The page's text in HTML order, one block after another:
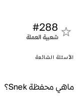
#288
شعبية العملة
الأسئلة الشائعة
ماهي محفظة Snek؟